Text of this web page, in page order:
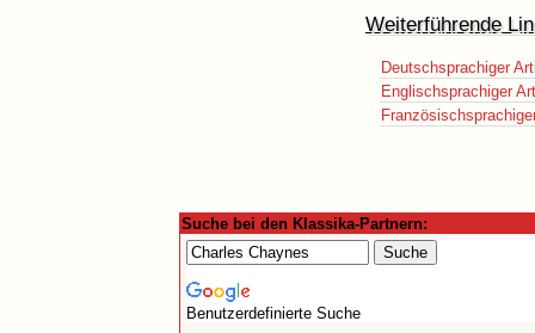
Weiterführende
Deutschsprachiger
Englischsprachiger
Suche bei den Klassika-Partnern:
Benutzerdefinierte Suche